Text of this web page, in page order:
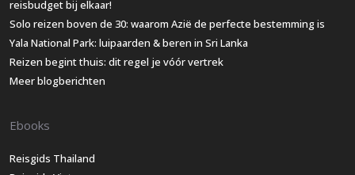
reisbudget bij elkaar!
Solo reizen boven de 30: waarom Azië de perfecte bestemming is
Yala National Park: luipaarden & beren in Sri Lanka
Reizen begint thuis: dit regel je vóór vertrek
Meer blogberichten
Ebooks
Reisgids Thailand